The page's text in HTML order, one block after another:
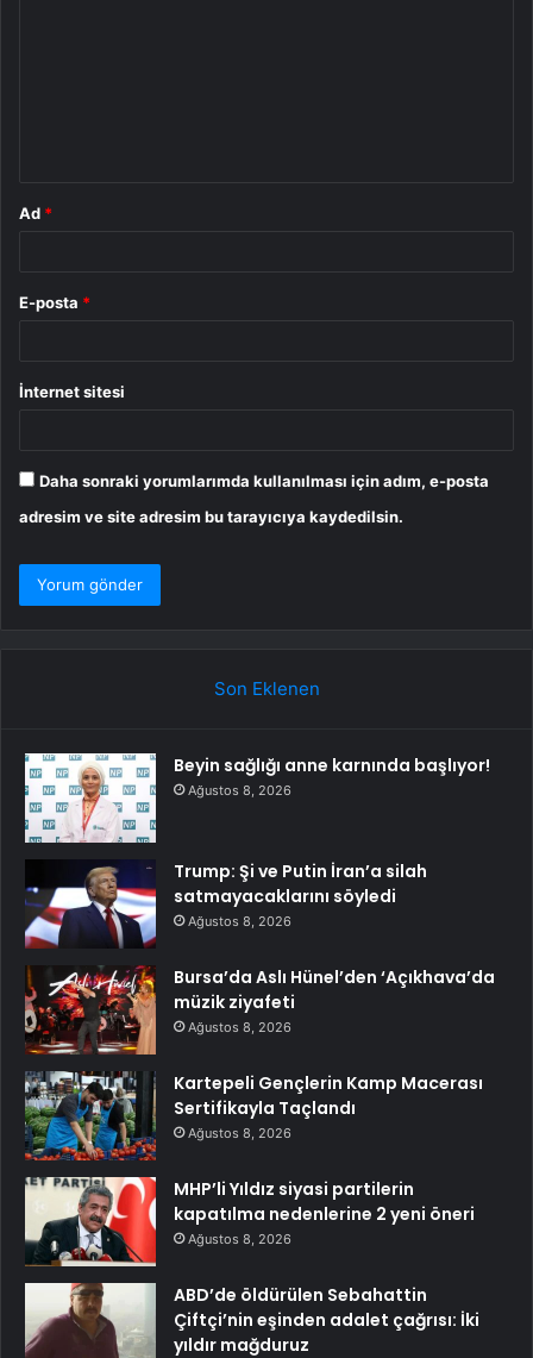
Ad *
E-posta *
İnternet sitesi
Daha sonraki yorumlarımda kullanılması için adım, e-posta
adresim ve site adresim bu tarayıcıya kaydedilsin.
Son Eklenen
Beyin sağlığı anne karnında başlıyor!
Ağustos 8, 2026
Trump: Şi ve Putin İran’a silah
satmayacaklarını söyledi
Ağustos 8, 2026
Bursa’da Aslı Hünel’den ‘Açıkhava’da
müzik ziyafeti
Ağustos 8, 2026
Kartepeli Gençlerin Kamp Macerası
Sertifikayla Taçlandı
Ağustos 8, 2026
MHP’li Yıldız siyasi partilerin
kapatılma nedenlerine 2 yeni öneri
Ağustos 8, 2026
ABD’de öldürülen Sebahattin
Çiftçi’nin eşinden adalet çağrısı: İki
yıldır mağduruz